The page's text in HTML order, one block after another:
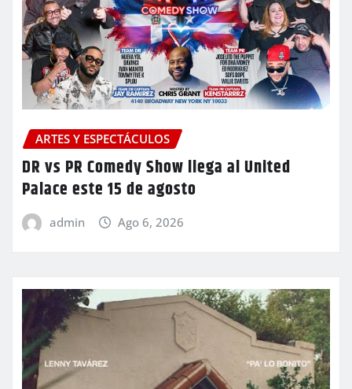
ARTES Y ESPECTÁCULOS
DR vs PR Comedy Show llega al United
Palace este 15 de agosto
admin Ago 6, 2026